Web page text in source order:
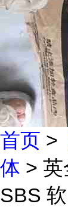
首页 >
体 >
SBS